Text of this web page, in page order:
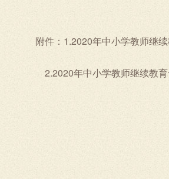
附件：1.2020年中小学教师继
2.2020年中小学教师继续教
广州市教育评
2020年